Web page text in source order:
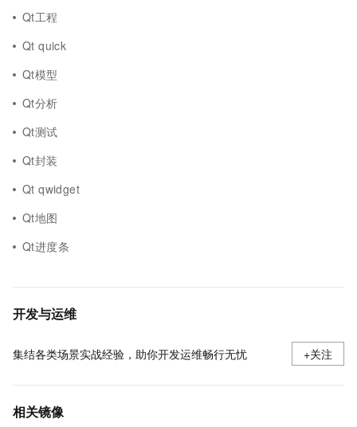
Qt工程
Qt quick
Qt模型
Qt分析
Qt测试
Qt封装
Qt qwidget
Qt地图
Qt进度条
开发与运维
集结各类场景实战经验，助你开发运维畅行无忧 +关注
相关镜像